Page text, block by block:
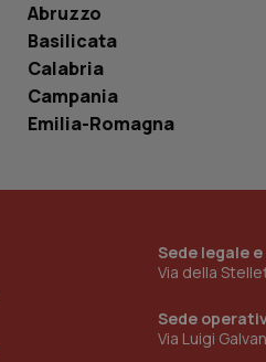
Abruzzo
Basilicata
Calabria
Campania
Emilia-Romagna
Sede legale
Via della
Sede
Via Luigi
__Secure-
tracking-sites-